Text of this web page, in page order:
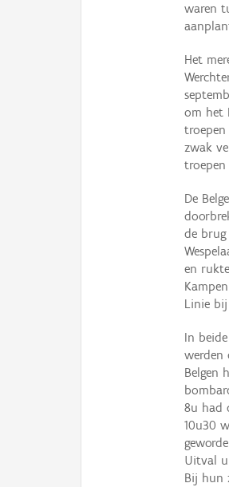
waren
Het
om het
zwak
De
de
en
Linie
In
werden
Belgen
8u had
10u30
Uitval
Bij hun